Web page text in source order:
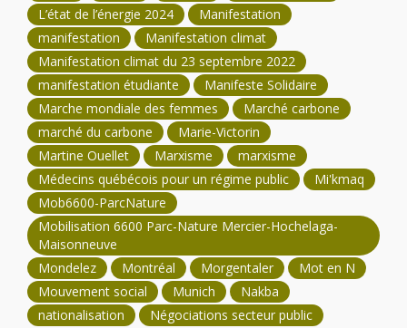
L’état de l’énergie 2024
Manifestation
manifestation
Manifestation climat
Manifestation climat du 23 septembre 2022
manifestation étudiante
Manifeste Solidaire
Marche mondiale des femmes
Marché carbone
marché du carbone
Marie-Victorin
Martine Ouellet
Marxisme
marxisme
Médecins québécois pour un régime public
Mi'kmaq
Mob6600-ParcNature
Mobilisation 6600 Parc-Nature Mercier-Hochelaga-
Maisonneuve
Mondelez
Montréal Morgentaler
Mot en N
Mouvement social
Munich
Nakba
nationalisation
Négociations secteur public